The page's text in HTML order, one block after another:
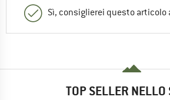
Sì, consiglierei questo articolo
TOP SELLER NELLO